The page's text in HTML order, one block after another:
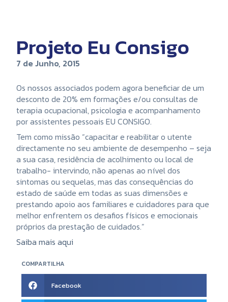
COMPARTILHA
Facebook
Projeto Eu Consigo
7 de Junho, 2015
Os nossos associados podem agora beneficiar de um
desconto de 20% em formações e/ou consultas de
terapia ocupacional, psicologia e acompanhamento
por assistentes pessoais EU CONSIGO.
Tem como missão “capacitar e reabilitar o utente
directamente no seu ambiente de desempenho – seja
a sua casa, residência de acolhimento ou local de
trabalho- intervindo, não apenas ao nível dos
sintomas ou sequelas, mas das consequências do
estado de saúde em todas as suas dimensões e
prestando apoio aos familiares e cuidadores para que
melhor enfrentem os desafios físicos e emocionais
próprios da prestação de cuidados.”
Saiba mais aqui